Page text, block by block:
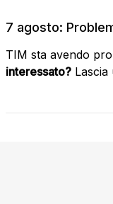
7 agosto:
TIM sta avendo
interessato? Lascia